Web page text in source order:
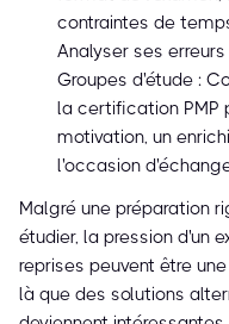
contraintes de
Analyser ses
Groupes d'étude :
la certification PMP
motivation, un
l'occasion
Malgré une préparation
étudier, la pression d'un
reprises peuvent être
là que des solutions